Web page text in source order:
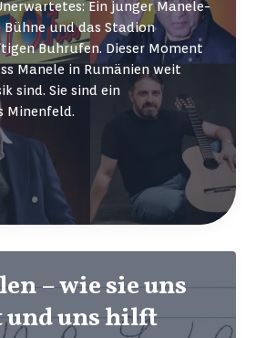
Ein junger Manele-
und das Stadion
Buhrufen. Dieser Moment
Manele in Rumänien weit
sind. Sie sind ein
Minenfeld.
– wie sie uns
und uns hilft